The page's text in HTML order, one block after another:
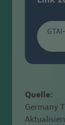
Quelle:
Germany